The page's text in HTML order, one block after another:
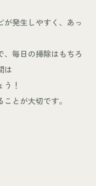
発生しやすく、あっ
、毎日の掃除はもちろ
は
！
とが大切です。